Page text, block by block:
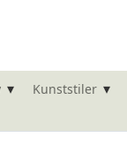
▾ Kunststiler ▾